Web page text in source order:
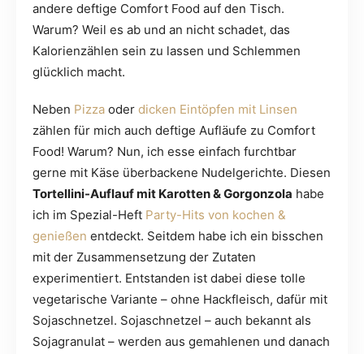
andere deftige Comfort Food auf den Tisch.
Warum? Weil es ab und an nicht schadet, das
Kalorienzählen sein zu lassen und Schlemmen
glücklich macht.
Neben Pizza oder dicken Eintöpfen mit Linsen
zählen für mich auch deftige Aufläufe zu Comfort
Food! Warum? Nun, ich esse einfach furchtbar
gerne mit Käse überbackene Nudelgerichte. Diesen
Tortellini-Auflauf mit Karotten & Gorgonzola habe
ich im Spezial-Heft Party-Hits von kochen &
genießen entdeckt. Seitdem habe ich ein bisschen
mit der Zusammensetzung der Zutaten
experimentiert. Entstanden ist dabei diese tolle
vegetarische Variante – ohne Hackfleisch, dafür mit
Sojaschnetzel. Sojaschnetzel – auch bekannt als
Sojagranulat – werden aus gemahlenen und danach